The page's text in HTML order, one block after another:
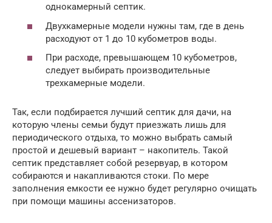
однокамерный септик.
Двухкамерные модели нужны там, где в день
расходуют от 1 до 10 кубометров воды.
При расходе, превышающем 10 кубометров,
следует выбирать производительные
трехкамерные модели.
Так, если подбирается лучший септик для дачи, на
которую члены семьи будут приезжать лишь для
периодического отдыха, то можно выбрать самый
простой и дешевый вариант – накопитель. Такой
септик представляет собой резервуар, в котором
собираются и накапливаются стоки. По мере
заполнения емкости ее нужно будет регулярно очищать
при помощи машины ассенизаторов.